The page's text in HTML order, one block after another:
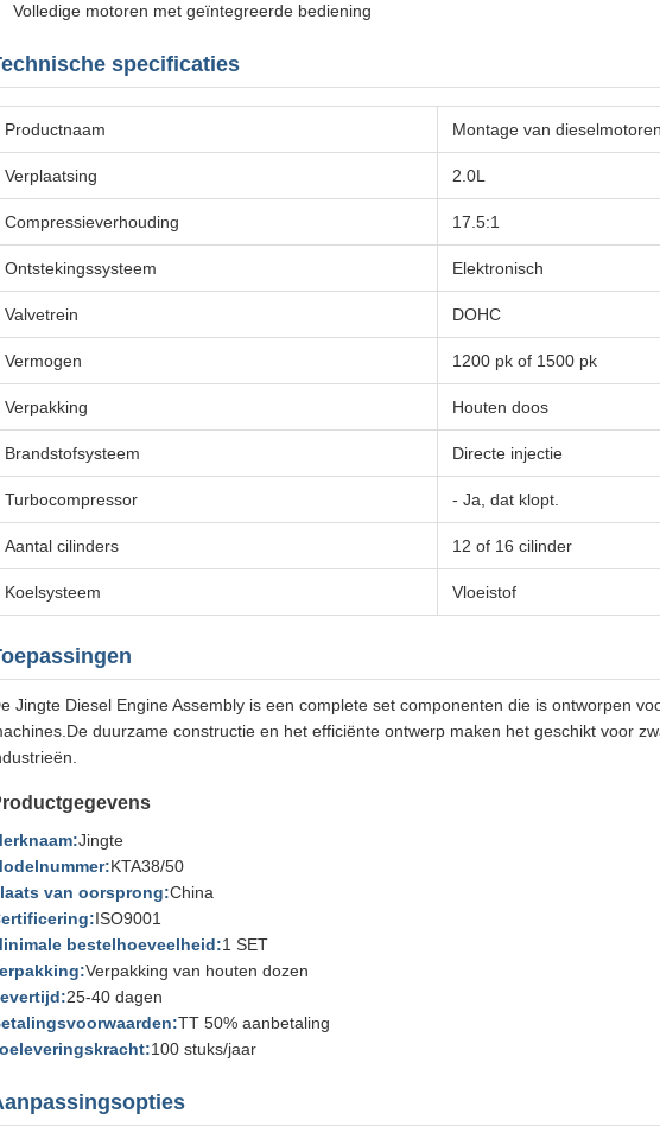
Volledige motoren met geïntegreerde bediening
specificaties
Productnaam Montage van dieselmotoren
Verplaatsing 2.0L
Compressieverhouding 17.5:1
Ontstekingssysteem Elektronisch
Valvetrein DOHC
Vermogen 1200 pk of 1500 pk
Verpakking Houten doos
Brandstofsysteem Directe injectie
Turbocompressor - Ja, dat klopt.
Aantal cilinders 12 of 16 cilinder
Koelsysteem Vloeistof
Jingte Diesel Engine Assembly is een complete set componenten die is ontworpen
duurzame constructie en het efficiënte ontwerp maken het geschikt voor
Jingte
KTA38/50
van oorsprong:China
ISO9001
bestelhoeveelheid:1 SET
Verpakking van houten dozen
25-40 dagen
TT 50% aanbetaling
100 stuks/jaar